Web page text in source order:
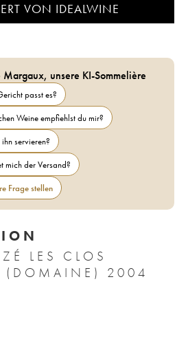
VON IDEALWINE
Margaux, unsere KI-Sommelière
passt es?
Weine empfiehlst du mir?
servieren?
mich der Versand?
Frage stellen
LES CLOS
(DOMAINE) 2004